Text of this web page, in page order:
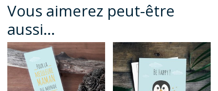
Vous aimerez peut-être
aussi…